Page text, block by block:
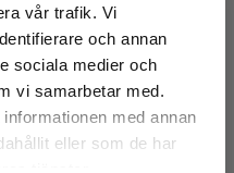
vår trafik. Vi
och annan
sociala medier och
vi samarbetar med.
med annan
eller som de har
m.fl.